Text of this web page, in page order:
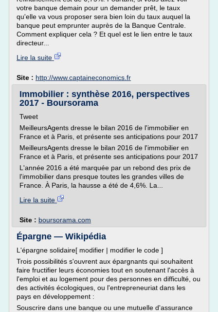
votre banque demain pour un demander prêt, le taux
qu'elle va vous proposer sera bien loin du taux auquel la
banque peut emprunter auprès de la Banque Centrale.
Comment expliquer cela ? Et quel est le lien entre le taux
directeur...
Lire la suite
Site : http://www.captaineconomics.fr
Immobilier : synthèse 2016, perspectives
2017 - Boursorama
Tweet
MeilleursAgents dresse le bilan 2016 de l'immobilier en
France et à Paris, et présente ses anticipations pour 2017
MeilleursAgents dresse le bilan 2016 de l'immobilier en
France et à Paris, et présente ses anticipations pour 2017
L'année 2016 a été marquée par un rebond des prix de
l'immobilier dans presque toutes les grandes villes de
France. À Paris, la hausse a été de 4,6%. La...
Lire la suite
Site : boursorama.com
Épargne — Wikipédia
L'épargne solidaire[ modifier | modifier le code ]
Trois possibilités s'ouvrent aux épargnants qui souhaitent
faire fructifier leurs économies tout en soutenant l'accès à
l'emploi et au logement pour des personnes en difficulté, ou
des activités écologiques, ou l'entrepreneuriat dans les
pays en développement :
Souscrire dans une banque ou une mutuelle d'assurance